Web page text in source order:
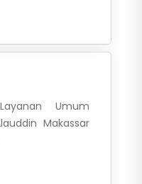
Umum
Makassar